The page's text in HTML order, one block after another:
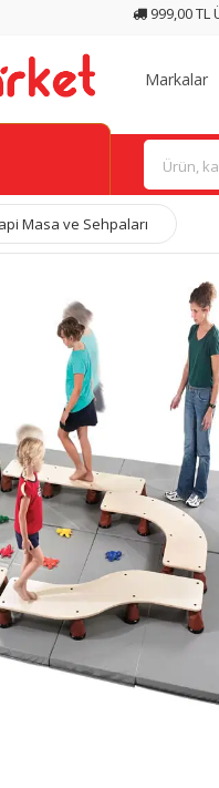
999,00 TL
Markalar
Masa ve Sehpaları